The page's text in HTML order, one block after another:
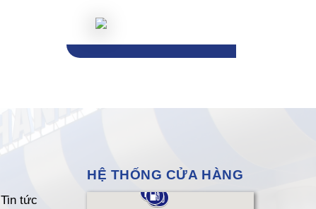
Tin tức
HỆ THỐNG CỬA HÀNG